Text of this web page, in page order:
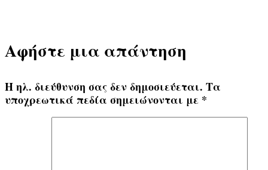
Αφήστε μια απάντηση
Η ηλ. διεύθυνση σας δεν δημοσιεύεται. Τα
υποχρεωτικά πεδία σημειώνονται με *